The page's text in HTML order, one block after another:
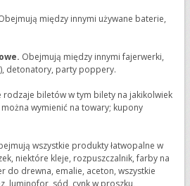
między innymi używane baterie,
Obejmują między innymi fajerwerki,
detonatory, party poppery.
rodzaje biletów w tym bilety na jakikolwiek
wymienić na towary; kupony
wszystkie produkty łatwopalne w
niektóre kleje, rozpuszczalnik, farby na
do drewna, emalie, aceton, wszystkie
luminofor, sód, cynk w proszku,